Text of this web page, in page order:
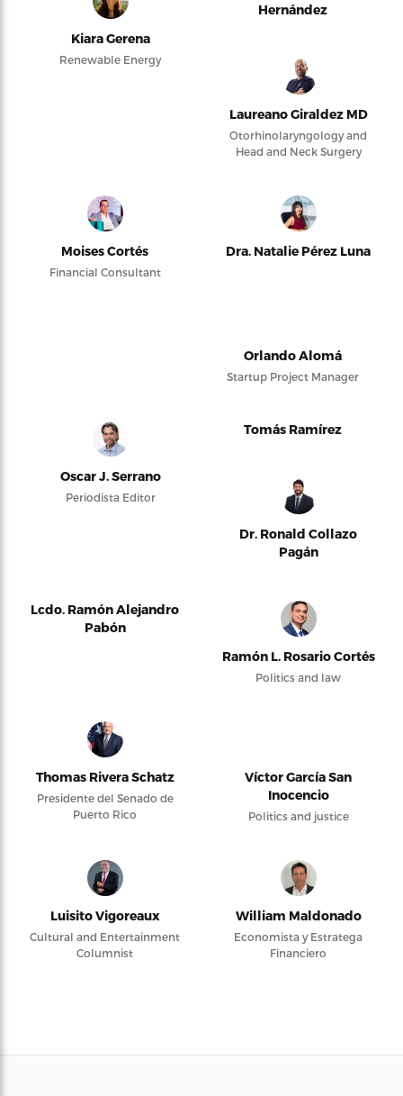
Kiara Gerena
Renewable Energy
Hernández
Laureano Giraldez MD
Otorhinolaryngology and
Head and Neck Surgery
Moises Cortés
Financial Consultant
Dra. Natalie Pérez Luna
Orlando Alomá
Startup Project Manager
Oscar J. Serrano
Periodista Editor
Tomás Ramírez
Dr. Ronald Collazo
Pagán
Lcdo. Ramón Alejandro
Pabón
Ramón L. Rosario Cortés
Politics and law
Thomas Rivera Schatz
Presidente del Senado de
Puerto Rico
Víctor García San
Inocencio
Politics and justice
Luisito Vigoreaux
Cultural and Entertainment
Columnist
William Maldonado
Economista y Estratega
Financiero